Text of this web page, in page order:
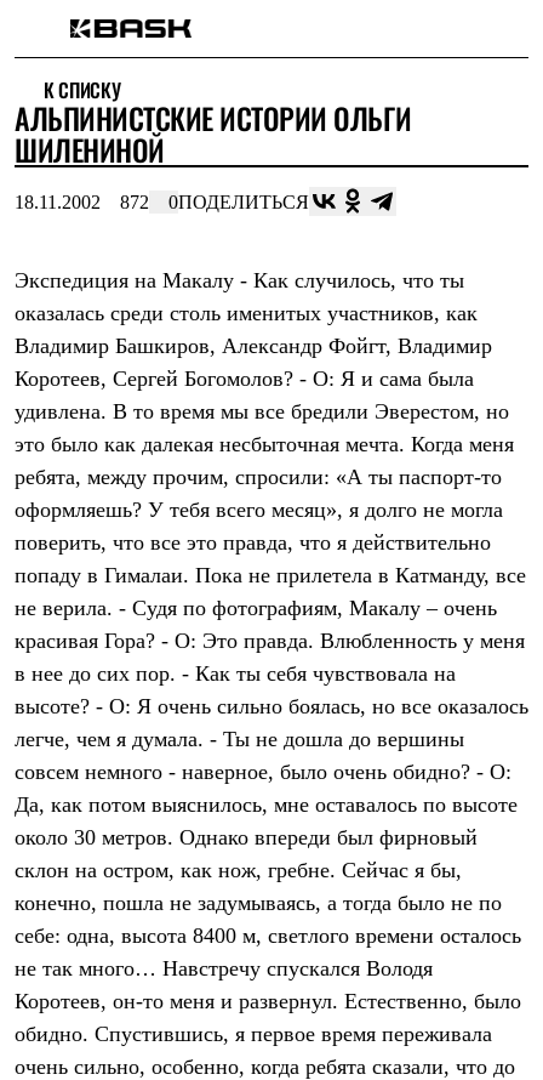
Интернет-магазин
Мужская одежда
Утепленная пухом
Куртки
Жилеты
Куртки
Штормовая одежда
Куртки
Брюки
Софтшелл одежда
Куртки
Брюки
Флисовая одежда
Куртки
Брюки
Термобелье
Теплое термобелье
Среднее термобелье
Легкое термобелье
Лёгкая одежда
Футболки
Рубашки
Толстовки
Брюки
Женская одежда
Утепленная пухом
Жилеты
Утепленная синтетикой
Брюки
Штормовая одежда
Куртки
Софтшелл одежда
Куртки
Брюки
К СПИСКУ
АЛЬПИНИСТСКИЕ ИСТОРИИ ОЛЬГИ
ШИЛЕНИНОЙ
18.11.2002 872 0ПОДЕЛИТЬСЯ
Экспедиция на Макалу - Как случилось, что ты
оказалась среди столь именитых участников, как
Владимир Башкиров, Александр Фойгт, Владимир
Коротеев, Сергей Богомолов? - О: Я и сама была
удивлена. В то время мы все бредили Эверестом, но
это было как далекая несбыточная мечта. Когда меня
ребята, между прочим, спросили: «А ты паспорт-то
оформляешь? У тебя всего месяц», я долго не могла
поверить, что все это правда, что я действительно
попаду в Гималаи. Пока не прилетела в Катманду, все
не верила. - Судя по фотографиям, Макалу – очень
красивая Гора? - О: Это правда. Влюбленность у меня
в нее до сих пор. - Как ты себя чувствовала на
высоте? - О: Я очень сильно боялась, но все оказалось
легче, чем я думала. - Ты не дошла до вершины
совсем немного - наверное, было очень обидно? - О:
Да, как потом выяснилось, мне оставалось по высоте
около 30 метров. Однако впереди был фирновый
склон на остром, как нож, гребне. Сейчас я бы,
конечно, пошла не задумываясь, а тогда было не по
себе: одна, высота 8400 м, светлого времени осталось
не так много… Навстречу спускался Володя
Коротеев, он-то меня и развернул. Естественно, было
обидно. Спустившись, я первое время переживала
очень сильно, особенно, когда ребята сказали, что до